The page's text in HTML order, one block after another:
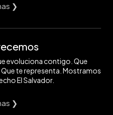
❯
evoluciona contigo. Que
te representa. Mostramos
El Salvador.
❯